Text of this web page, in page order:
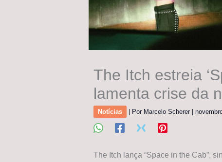
The Itch estreia
lamenta crise da
Notícias | Por Marcelo Scherer
The Itch lança “Space in the Cab”,